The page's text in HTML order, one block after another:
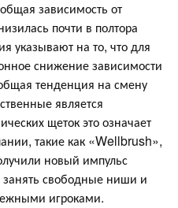
зависимость от
почти в полтора
указывают на то, что для
снижение зависимости
тенденция на смену
является
щеток это означает
такие как «Wellbrush»,
новый импульс
занять свободные ниши и
игроками.